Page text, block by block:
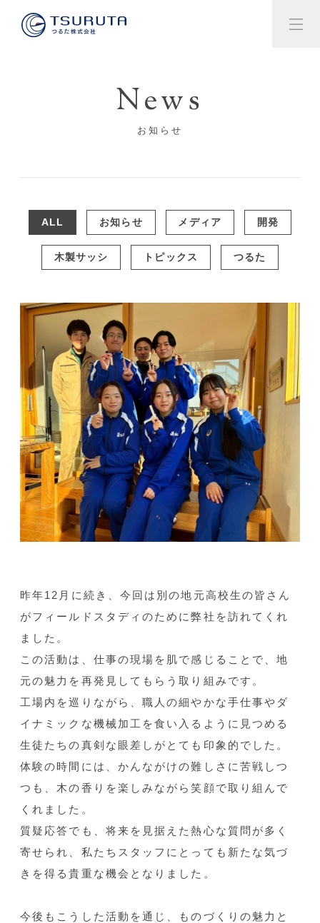
News
お知らせ
ALL お知らせ メディア 開発
木製サッシ トピックス つるた
昨年12月に続き、今回は別の地元高校生の皆さん
がフィールドスタディのために弊社を訪れてくれ
ました。
この活動は、仕事の現場を肌で感じることで、地
元の魅力を再発見してもらう取り組みです。
工場内を巡りながら、職人の細やかな手仕事やダ
イナミックな機械加工を食い入るように見つめる
生徒たちの真剣な眼差しがとても印象的でした。
体験の時間には、かんながけの難しさに苦戦しつ
つも、木の香りを楽しみながら笑顔で取り組んで
くれました。
質疑応答でも、将来を見据えた熱心な質問が多く
寄せられ、私たちスタッフにとっても新たな気づ
きを得る貴重な機会となりました。
今後もこうした活動を通じ、ものづくりの魅力と